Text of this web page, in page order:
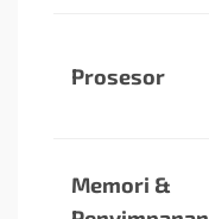
Prosesor
Memori &